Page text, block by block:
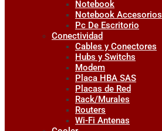
Notebook
Notebook Accesorios
Pc De Escritorio
Conectividad
Cables y Conectores
Hubs y Switchs
Modem
Placa HBA SAS
Placas de Red
Rack/Murales
Routers
Wi-Fi Antenas